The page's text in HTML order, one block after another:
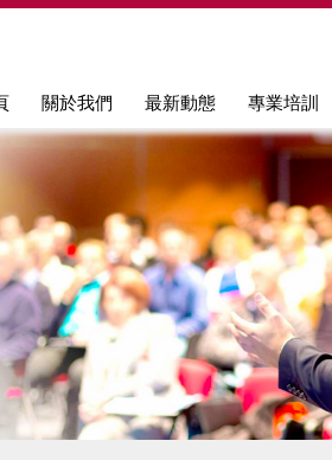
關於我們 最新動態 專業培訓